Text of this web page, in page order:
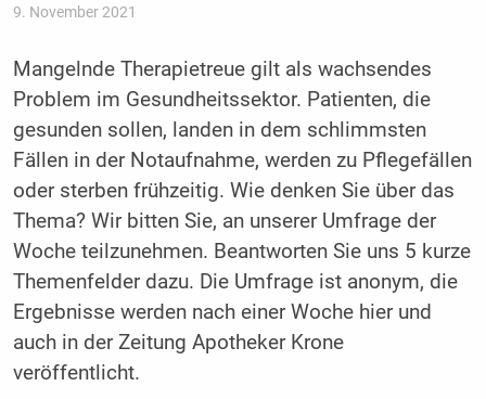
9. November 2021
Mangelnde Therapietreue gilt als wachsendes
Problem im Gesundheitssektor. Patienten, die
gesunden sollen, landen in dem schlimmsten
Fällen in der Notaufnahme, werden zu Pflegefällen
oder sterben frühzeitig. Wie denken Sie über das
Thema? Wir bitten Sie, an unserer Umfrage der
Woche teilzunehmen. Beantworten Sie uns 5 kurze
Themenfelder dazu. Die Umfrage ist anonym, die
Ergebnisse werden nach einer Woche hier und
auch in der Zeitung Apotheker Krone
veröffentlicht.